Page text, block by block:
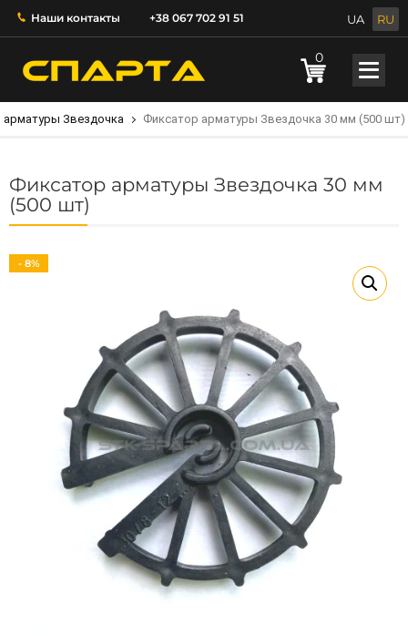
Наши контакты +38 067 702 91 51 UA RU
0
арматуры Звездочка Фиксатор арматуры Звездочка 30 мм (500 шт)
Фиксатор арматуры Звездочка 30 мм
(500 шт)
- 8%